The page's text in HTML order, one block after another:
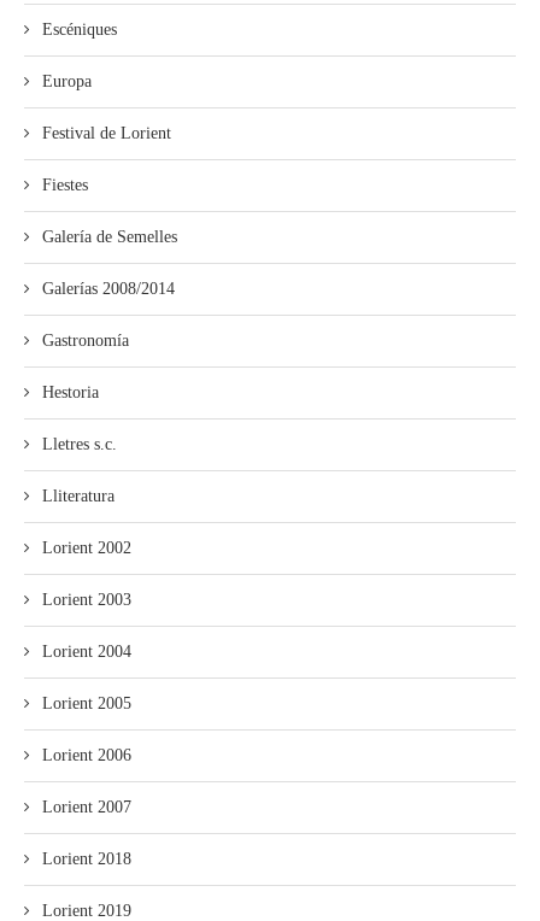
Escéniques
Europa
Festival de Lorient
Fiestes
Galería de Semelles
Galerías 2008/2014
Gastronomía
Hestoria
Lletres s.c.
Lliteratura
Lorient 2002
Lorient 2003
Lorient 2004
Lorient 2005
Lorient 2006
Lorient 2007
Lorient 2018
Lorient 2019